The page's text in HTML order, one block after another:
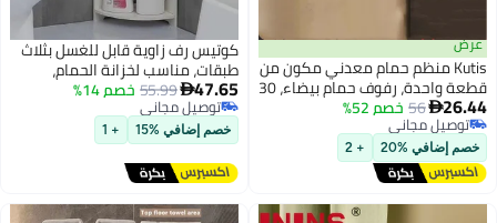
عرض
Kutis منظم حمام معدني مكون من
قطعة واحدة، رفوف حمام بيضاء، 30
× 13.5 × 7.7 سم 26.44
56 خصم 52%
توصيل مجاني
توصيل مجاني
خصم إضافي %20 + 2
كوتيس رف زاوية قابل للغسل بثلاث
طبقات، مناسب لخزانة الحمام،
مقاس 20 × 50 سم47.65
55.99خصم 14%
توصيل مجاني
توصيل مجاني
خصم إضافي %15 + 1